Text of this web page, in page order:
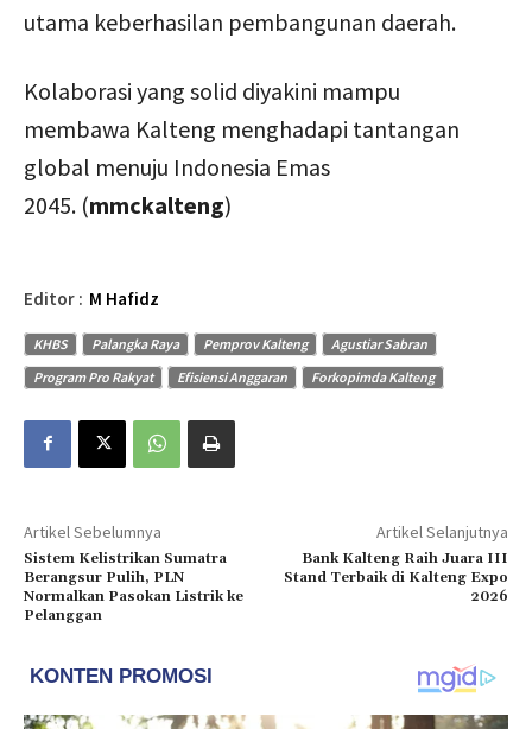
utama keberhasilan pembangunan daerah.
Kolaborasi yang solid diyakini mampu
membawa Kalteng menghadapi tantangan
global menuju Indonesia Emas
2045. (mmckalteng)
Editor : M Hafidz
KHBS Palangka Raya Pemprov Kalteng
Agustiar Sabran
Program Pro Rakyat
Efisiensi Anggaran Forkopimda Kalteng
Artikel Sebelumnya
Sistem Kelistrikan Sumatra
Berangsur Pulih, PLN
Normalkan Pasokan Listrik ke
Pelanggan
Artikel Selanjutnya
Bank Kalteng Raih Juara III
Stand Terbaik di Kalteng Expo
2026